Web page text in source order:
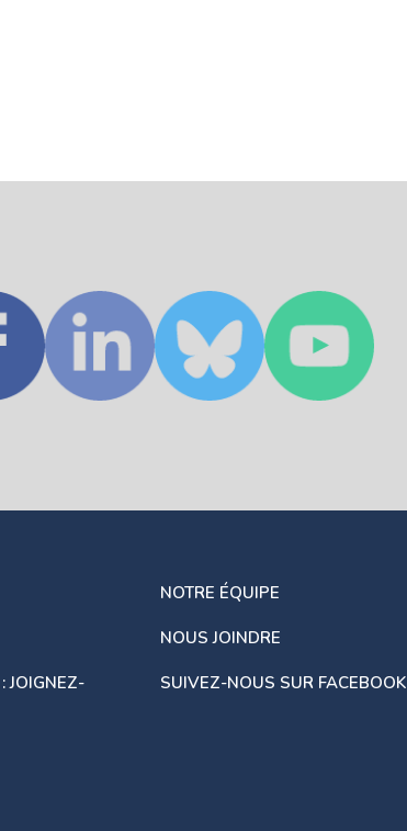
JOIGNEZ-
NOTRE ÉQUIPE
NOUS JOINDRE
SUIVEZ-NOUS SUR FACEBOOK